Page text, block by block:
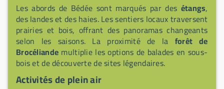
Les abords de Bédée sont marqués par des étangs,
des landes et des haies. Les sentiers locaux traversent
prairies et bois, offrant des panoramas changeants
selon les saisons. La proximité de la forêt de
Brocéliande multiplie les options de balades en sous-
bois et de découverte de sites légendaires.
Activités de plein air